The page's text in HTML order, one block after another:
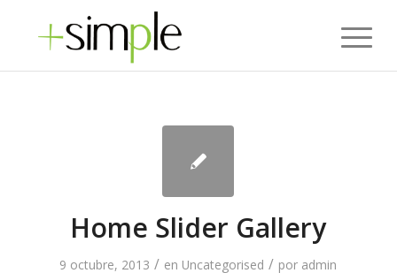
Home Slider Gallery
9 octubre, 2013 / en Uncategorised / por admin